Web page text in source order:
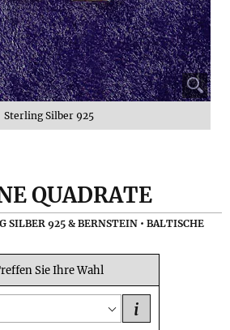
Sterling Silber 925
QUADRATE
SILBER 925 & BERNSTEIN • BALTISCHE
Sie Ihre Wahl
i